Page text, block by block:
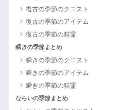
復古の季節のクエスト
復古の季節のアイテム
復古の季節の精霊
瞬きの季節まとめ
瞬きの季節のクエスト
瞬きの季節のアイテム
瞬きの季節の精霊
ならいの季節まとめ